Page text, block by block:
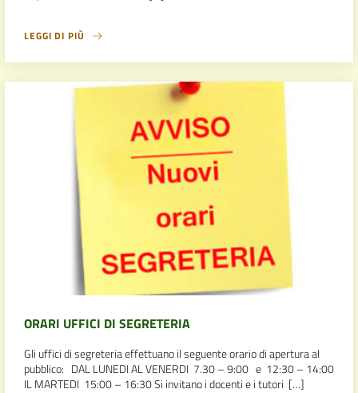
LEGGI DI PIÙ
ORARI UFFICI DI SEGRETERIA
Gli uffici di segreteria effettuano il seguente orario di apertura al
pubblico: DAL LUNEDI AL VENERDI 7.30 – 9:00 e 12:30 – 14:00
IL MARTEDI 15:00 – 16:30 Si invitano i docenti e i tutori […]